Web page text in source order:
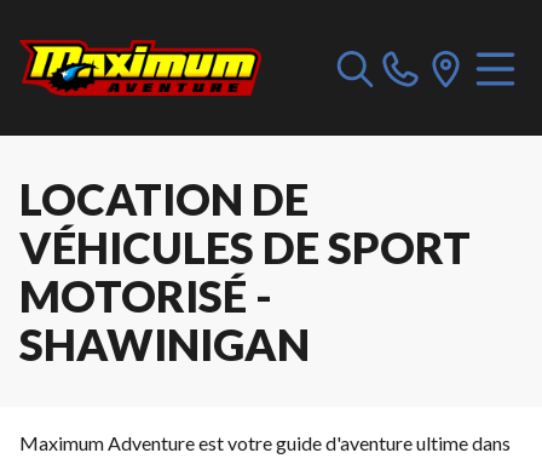
LOCATION DE
VÉHICULES DE SPORT
MOTORISÉ -
SHAWINIGAN
Maximum Adventure est votre guide d'aventure ultime dans